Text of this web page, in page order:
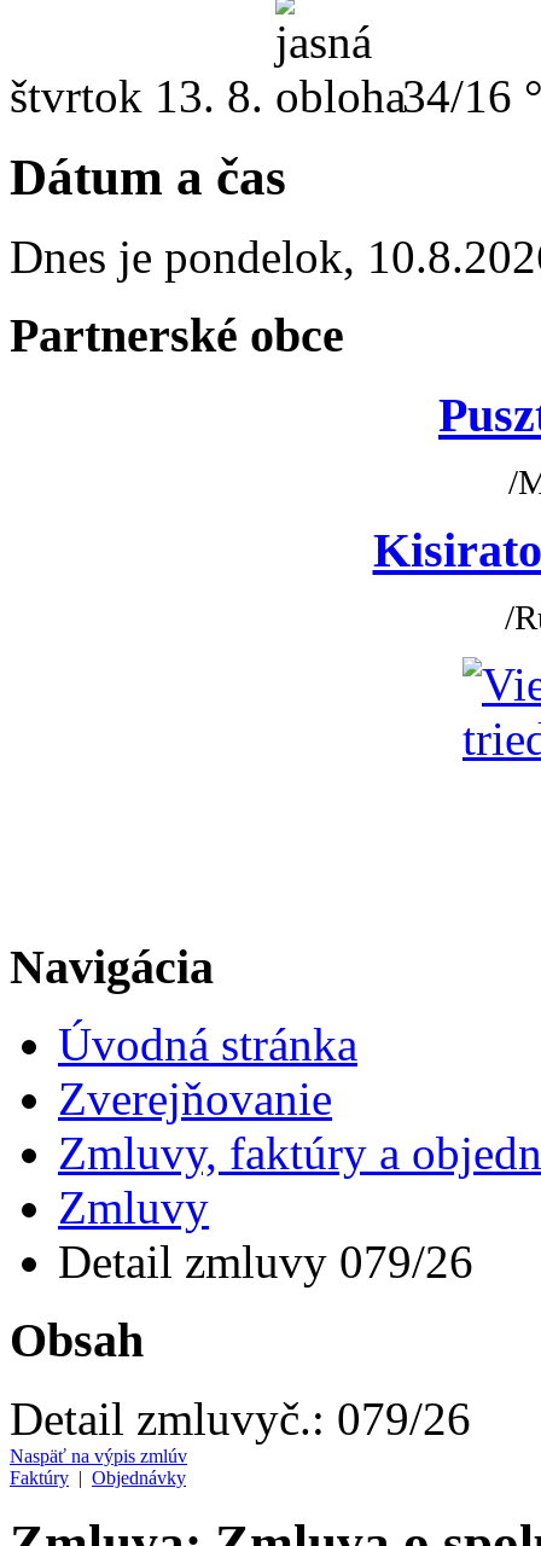
štvrtok 13. 8. 34/16
Dátum a čas
Dnes je pondelok,
Partnerské obce
/
/
Navigácia
Úvodná stránka
Zverejňovanie
Zmluvy, faktúry a
Zmluvy
Detail zmluvy 079/26
Obsah
Detail zmluvyč.: 079/26
Naspäť na výpis zmlúv
Faktúry | Objednávky